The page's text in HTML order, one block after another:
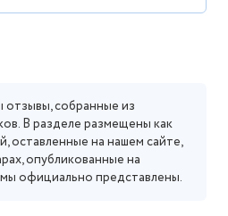
собранные из
В разделе размещены как
оставленные на нашем сайте,
опубликованные на
официально представлены.